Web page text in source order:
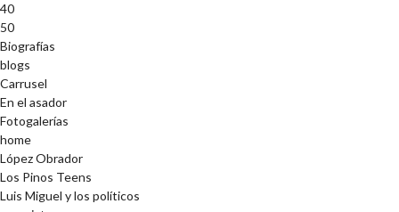
40
50
Biografías
blogs
Carrusel
En el asador
Fotogalerías
home
López Obrador
Los Pinos Teens
Luis Miguel y los políticos